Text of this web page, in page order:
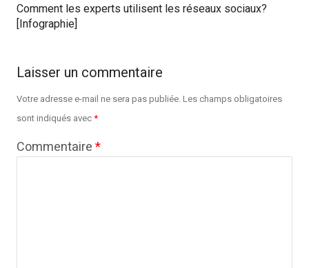
Comment les experts utilisent les réseaux sociaux?
[Infographie]
Laisser un commentaire
Votre adresse e-mail ne sera pas publiée.Les champs obligatoires
sont indiqués avec*
Commentaire*